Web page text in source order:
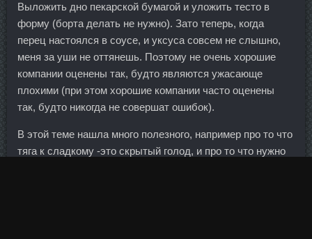
Выложить дно пекарской бумагой и уложить тесто в
форму (борта делать не нужно). Зато теперь, когда
перец настоялся в соусе, и уксуса совсем не слышно,
меня за уши не оттянешь. Поэтому не очень хорошие
компании оценены так, будто являются ужасающе
плохими (при этом хорошие компании часто оценены
так, будто никогда не совершат ошибок).
В этой теме нашла много полезного, например про то что
тяга к сладкому -это скрытый голод, и про то что нужно